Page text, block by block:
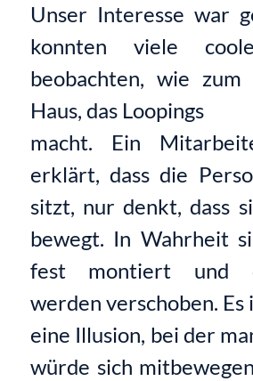
Unser Interesse war
konnten viele
beobachten, wie zum
Haus, das Loopings
macht. Ein
erklärt, dass die
sitzt, nur denkt, dass
bewegt. In Wahrheit
fest montiert und
werden verschoben. Es
eine Illusion, bei der
würde sich